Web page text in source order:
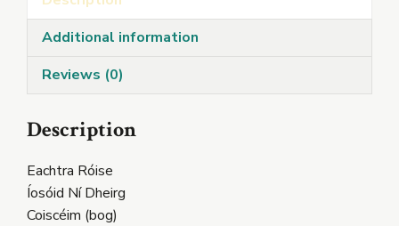
Additional information
Reviews (0)
Description
Eachtra Róise
Íosóid Ní Dheirg
Coiscéim (bog)